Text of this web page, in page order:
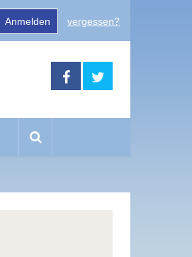
Anmelden vergessen?